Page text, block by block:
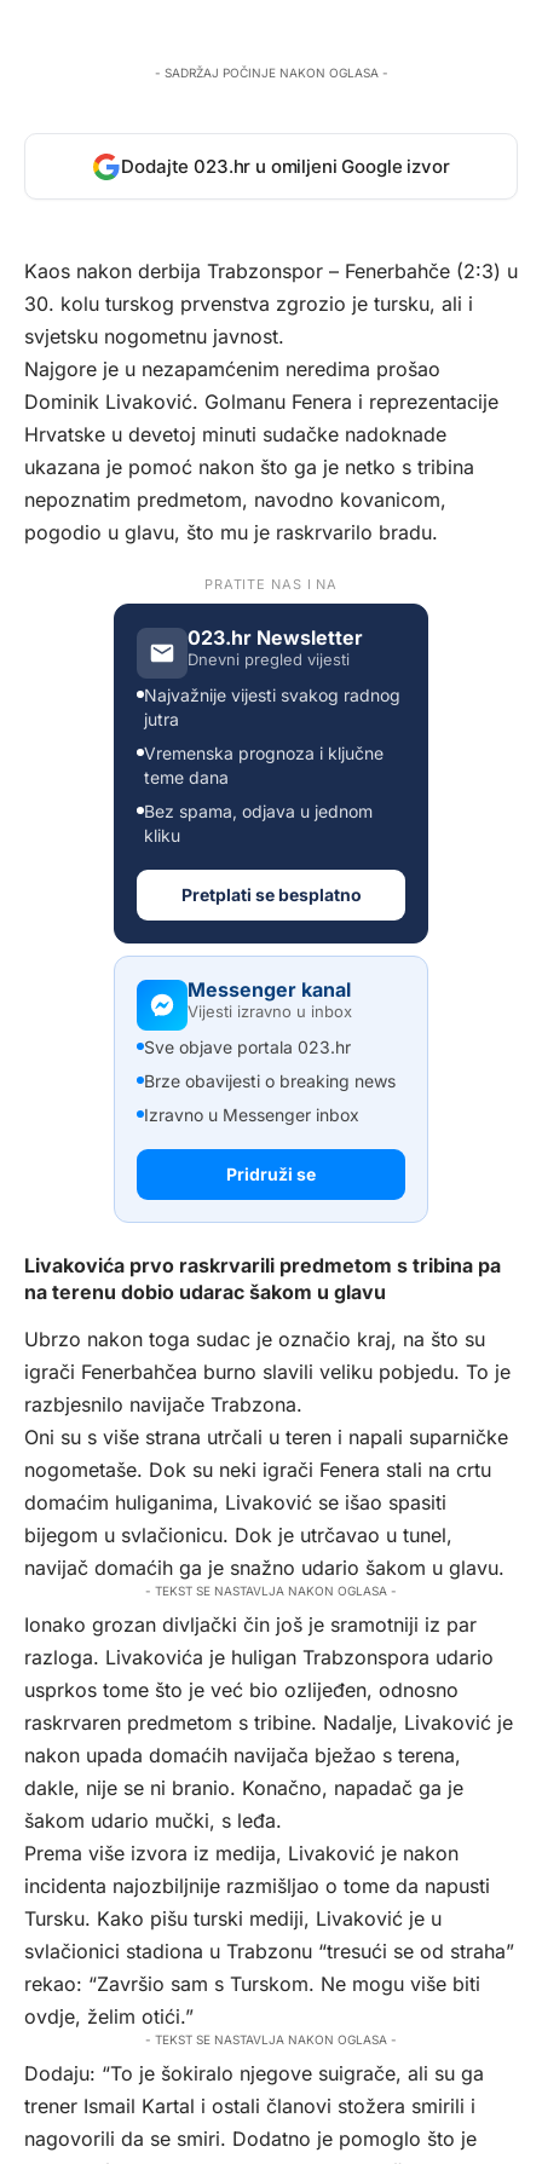
- SADRŽAJ POČINJE NAKON OGLASA -
Dodajte 023.hr u omiljeni Google izvor
Kaos nakon derbija Trabzonspor – Fenerbahče (2:3) u
30. kolu turskog prvenstva zgrozio je tursku, ali i
svjetsku nogometnu javnost.
Najgore je u nezapamćenim neredima prošao
Dominik Livaković. Golmanu Fenera i reprezentacije
Hrvatske u devetoj minuti sudačke nadoknade
ukazana je pomoć nakon što ga je netko s tribina
nepoznatim predmetom, navodno kovanicom,
pogodio u glavu, što mu je raskrvarilo bradu.
PRATITE NAS I NA
023.hr Newsletter
Dnevni pregled vijesti
Najvažnije vijesti svakog radnog
jutra
Vremenska prognoza i ključne
teme dana
Bez spama, odjava u jednom
kliku
Pretplati se besplatno
Messenger kanal
Vijesti izravno u inbox
Sve objave portala 023.hr
Brze obavijesti o breaking news
Izravno u Messenger inbox
Pridruži se
Livakovića prvo raskrvarili predmetom s tribina pa
na terenu dobio udarac šakom u glavu
Ubrzo nakon toga sudac je označio kraj, na što su
igrači Fenerbahčea burno slavili veliku pobjedu. To je
razbjesnilo navijače Trabzona.
Oni su s više strana utrčali u teren i napali suparničke
nogometaše. Dok su neki igrači Fenera stali na crtu
domaćim huliganima, Livaković se išao spasiti
bijegom u svlačionicu. Dok je utrčavao u tunel,
navijač domaćih ga je snažno udario šakom u glavu.
- TEKST SE NASTAVLJA NAKON OGLASA -
Ionako grozan divljački čin još je sramotniji iz par
razloga. Livakovića je huligan Trabzonspora udario
usprkos tome što je već bio ozlijeđen, odnosno
raskrvaren predmetom s tribine. Nadalje, Livaković je
nakon upada domaćih navijača bježao s terena,
dakle, nije se ni branio. Konačno, napadač ga je
šakom udario mučki, s leđa.
Prema više izvora iz medija, Livaković je nakon
incidenta najozbiljnije razmišljao o tome da napusti
Tursku. Kako pišu turski mediji, Livaković je u
svlačionici stadiona u Trabzonu “tresući se od straha”
rekao: “Završio sam s Turskom. Ne mogu više biti
ovdje, želim otići.”
- TEKST SE NASTAVLJA NAKON OGLASA -
Dodaju: “To je šokiralo njegove suigrače, ali su ga
trener Ismail Kartal i ostali članovi stožera smirili i
nagovorili da se smiri. Dodatno je pomoglo što je